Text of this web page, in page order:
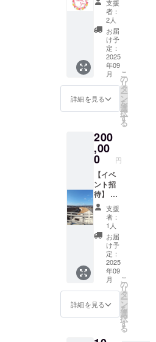
文字の
み、ロ
ゴ／バ
ナーの
掲載は
不可 ・
支援
時、必
ず備考
欄に希
望され
るお名
記入く
ださ
い。
ズ】 く
らしき
ジュニ
ア防災
リー
ダー養
成講座
で使用
する資
料や絵
本寄贈
先への
に、支
援者様
のお名
前
（ニッ
クネー
ム）を
掲載し
ます。
・掲載
方法：
文字の
み、ロ
ゴ／バ
ナーの
掲載は
不可 ・
支援
時、必
ず備考
支援
者：
2人
お届
け予
定：
2025
年09
月
詳細を見る
こ
の
リ
タ
ー
ン
を
選
択
す
る
200
,00
0 円
【イベ
ント招
待】 真
備町案
内講話
（３時
間程
度）に
ご招待
します
・日
程：ご
相談 ・
場所：
岡山県
倉敷市
支援
者：
1人
お届
け予
定：
2025
年09
月
詳細を見る
こ
の
リ
タ
ー
ン
を
選
択
す
る